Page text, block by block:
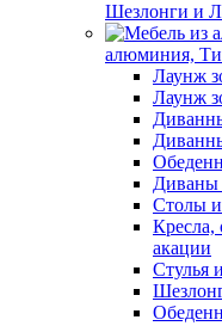
Шезлонги и
алюминия,
Лаунж
Лаунж
Диваны
Столы
Кресла,
акации
Стулья